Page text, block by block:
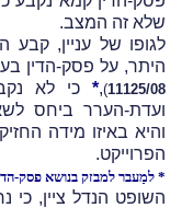
שלא זה המצב.
לגופו של עניין,
היתר, על פסק-הדין
11125/08
)
,
* כי לא
ועדת-הערר ביחס
והיא באיזו מידה
הפרוייקט.
* למַעבר למבזק בנושא פסק-
השופט הנדל ציין,